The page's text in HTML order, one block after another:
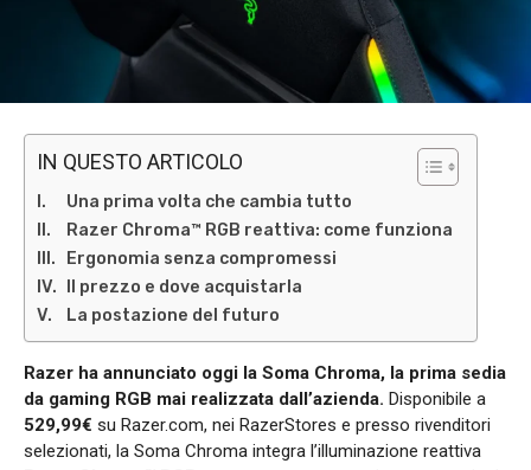
IN QUESTO ARTICOLO
Una prima volta che cambia tutto
Razer Chroma™ RGB reattiva: come funziona
Ergonomia senza compromessi
Il prezzo e dove acquistarla
La postazione del futuro
Razer ha annunciato oggi la Soma Chroma, la prima sedia
da gaming RGB mai realizzata dall’azienda. Disponibile a
529,99€ su Razer.com, nei RazerStores e presso rivenditori
selezionati, la Soma Chroma integra l’illuminazione reattiva